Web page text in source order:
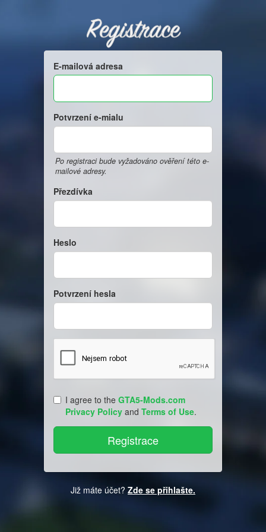
Registrace
E-mailová adresa
Potvrzení e-mialu
Po registraci bude vyžadováno ověření této e-
mailové adresy.
Přezdívka
Heslo
Potvrzení hesla
I agree to the GTA5-Mods.com
Privacy Policy and Terms of Use.
Již máte účet? Zde se přihlašte.